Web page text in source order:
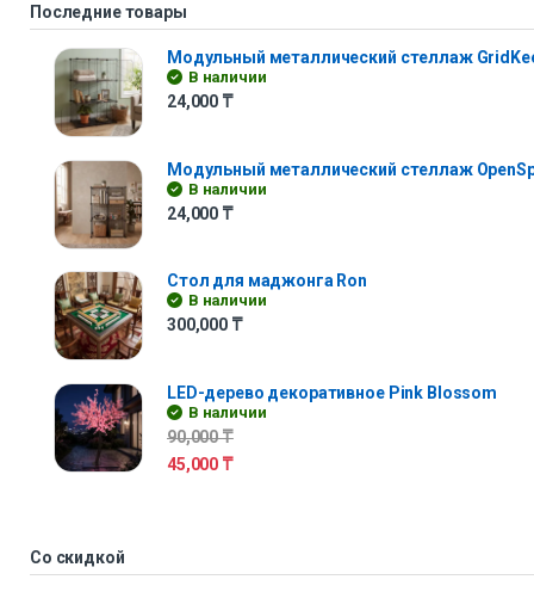
Последние товары
Модульный металлический стеллаж
В наличии
24,000 ₸
Модульный металлический стеллаж
В наличии
24,000 ₸
Стол для маджонга Ron
В наличии
300,000 ₸
LED-дерево декоративное Pink Blossom
В наличии
90,000₸
45,000 ₸
Со скидкой